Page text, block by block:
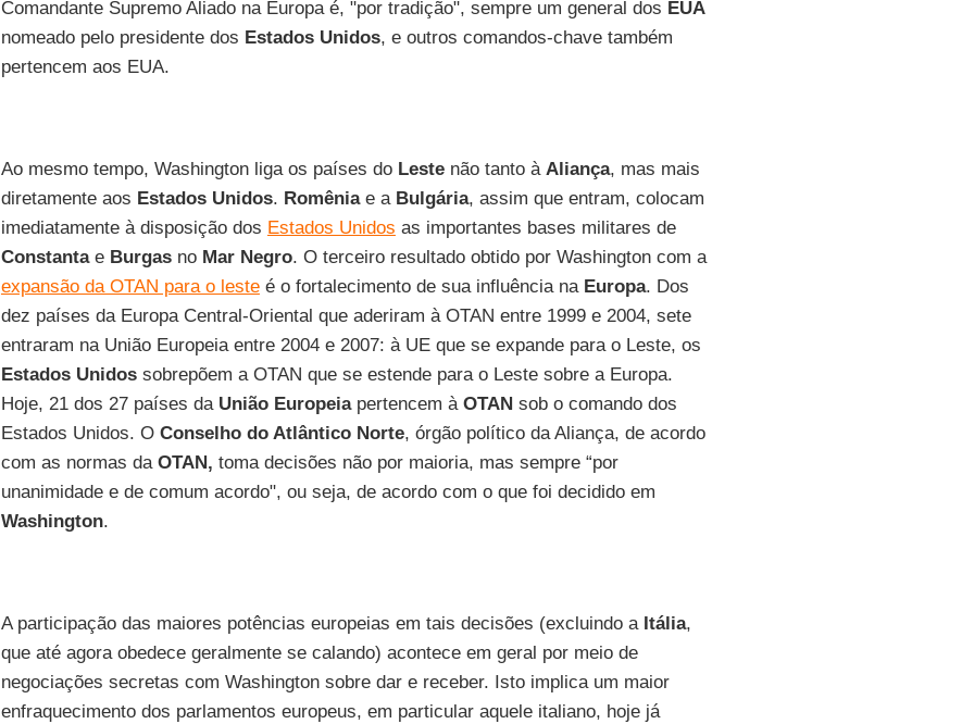
Comandante Supremo Aliado na Europa é, "por tradição", sempre um general dos EUA
nomeado pelo presidente dos Estados Unidos, e outros comandos-chave também
pertencem aos EUA.
Ao mesmo tempo, Washington liga os países do Lestenão tanto à Aliança, mas mais
diretamente aos Estados Unidos. Romêniae a Bulgária, assim que entram, colocam
imediatamente à disposição dos Estados Unidos as importantes bases militares de
Constantae Burgasno Mar Negro. O terceiro resultado obtido por Washington com a
expansão da OTAN para o lesteé o fortalecimento de sua influência na Europa. Dos
dez países da Europa Central-Oriental que aderiram à OTAN entre 1999 e 2004, sete
entraram na União Europeia entre 2004 e 2007: à UE que se expande para o Leste, os
Estados Unidossobrepõem a OTAN que se estende para o Leste sobre a Europa.
Hoje, 21 dos 27 países da União Europeiapertencem à OTANsob o comando dos
Estados Unidos. O Conselho do Atlântico Norte, órgão político da Aliança, de acordo
com as normas da OTAN, toma decisões não por maioria, mas sempre “por
unanimidade e de comum acordo", ou seja, de acordo com o que foi decidido em
Washington.
A participação das maiores potências europeias em tais decisões (excluindo a Itália,
que até agora obedece geralmente se calando) acontece em geral por meio de
negociações secretas com Washington sobre dar e receber. Isto implica um maior
enfraquecimento dos parlamentos europeus, em particular aquele italiano, hoje já